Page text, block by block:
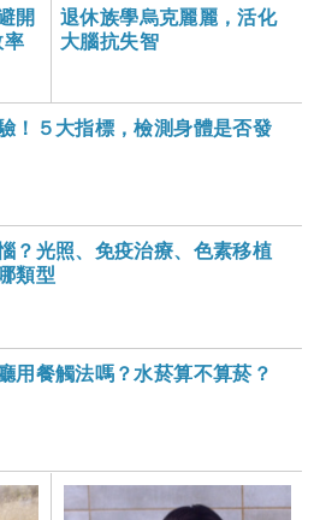
開
率
退休族學烏克麗麗，活化
大腦抗失智
！５大指標，檢測身體是否發
？光照、免疫治療、色素移植
類型
用餐觸法嗎？水菸算不算菸？